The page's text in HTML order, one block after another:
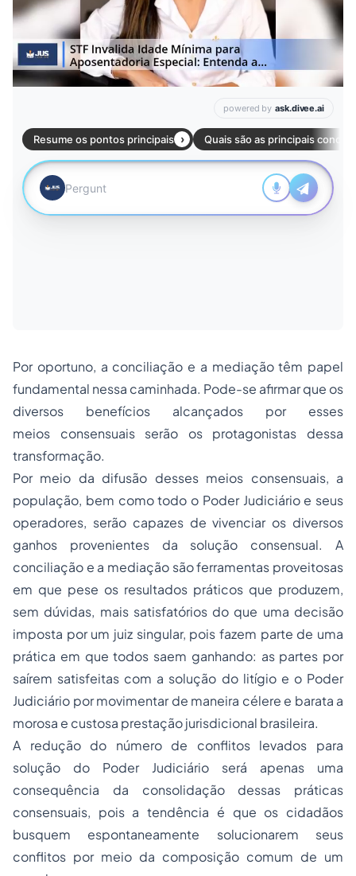
Por oportuno, a conciliação e a mediação têm papel
fundamental nessa caminhada. Pode-se afirmar que os
diversos benefícios alcançados por esses
meios consensuais serão os protagonistas dessa
transformação.
Por meio da difusão desses meios consensuais, a
população, bem como todo o Poder Judiciário e seus
operadores, serão capazes de vivenciar os diversos
ganhos provenientes da solução consensual. A
conciliação e a mediação são ferramentas proveitosas
em que pese os resultados práticos que produzem,
sem dúvidas, mais satisfatórios do que uma decisão
imposta por um juiz singular, pois fazem parte de uma
prática em que todos saem ganhando: as partes por
saírem satisfeitas com a solução do litígio e o Poder
Judiciário por movimentar de maneira célere e barata a
morosa e custosa prestação jurisdicional brasileira.
A redução do número de conflitos levados para
solução do Poder Judiciário será apenas uma
consequência da consolidação dessas práticas
consensuais, pois a tendência é que os cidadãos
busquem espontaneamente solucionarem seus
conflitos por meio da composição comum de um